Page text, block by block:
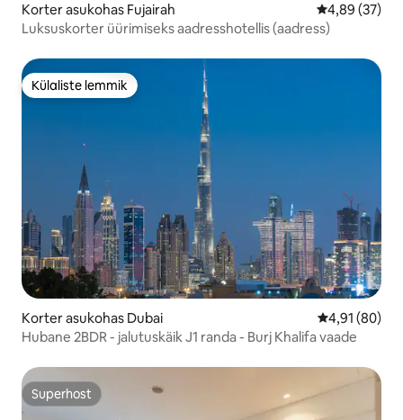
Korter asukohas Fujairah Keskmine
4,89 (37)
Luksuskorter üürimiseks aadresshotellis (aadress)
Külaliste lemmik
Külaliste lemmik
Korter asukohas Dubai Keskmine
4,91 (80)
Hubane 2BDR - jalutuskäik J1 randa - Burj Khalifa vaade
Superhost
Superhost